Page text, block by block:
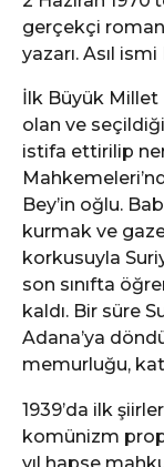
gerçekçi
yazarı. Asıl
İlk Büyük Millet
olan ve
istifa ettirilip
Bey’in oğlu.
kurmak ve
korkusuyla
son sınıfta
kaldı. Bir süre
Adana’ya
memurluğu,
1939’da ilk
komünizm
yıl hapse